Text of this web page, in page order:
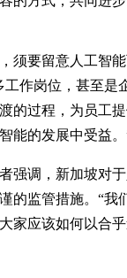
须要留意人工智能
工作岗位，甚至是
的过程，为员工
能的发展中受益。
强调，新加坡对
的监管措施。“我
家应该如何以合